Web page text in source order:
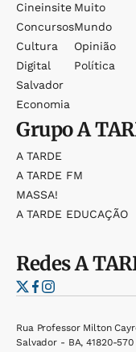
Cineinsite
Concursos
Cultura
Digital
Salvador
Economia
Muito
Mundo
Opinião
Política
GrupoA
A TARDE
A TARDE FM
MASSA!
A TARDE EDUCAÇÃO
RedesA
Rua Professor Milton
Salvador - BA, 41820-570